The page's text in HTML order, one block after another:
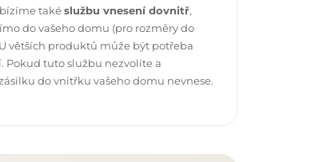
takéslužbu vnesení dovnitř,
do vašeho domu (pro rozměry do
větších produktů může být potřeba
Pokud tuto službu nezvolíte a
do vnitřku vašeho domu nevnese.